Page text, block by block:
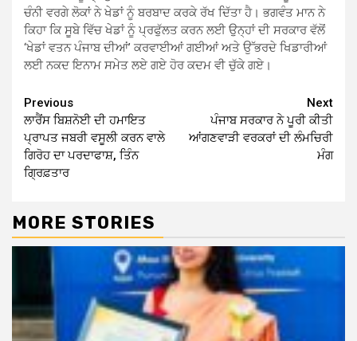
ਚੰਨੀ ਵਰਗੇ ਲੋਕਾਂ ਨੇ ਖੇਡਾਂ ਨੂੰ ਬਰਬਾਦ ਕਰਕੇ ਰੱਖ ਦਿੱਤਾ ਹੈ। ਭਗਵੰਤ ਮਾਨ ਨੇ
ਕਿਹਾ ਕਿ ਸੂਬੇ ਵਿੱਚ ਖੇਡਾਂ ਨੂੰ ਪ੍ਰਫੁੱਲਤ ਕਰਨ ਲਈ ਉਨ੍ਹਾਂ ਦੀ ਸਰਕਾਰ ਵੱਲੋਂ
‘ਖੇਡਾਂ ਵਤਨ ਪੰਜਾਬ ਦੀਆਂ’ ਕਰਵਾਈਆਂ ਗਈਆਂ ਅਤੇ ਉੱਭਰਦੇ ਖਿਡਾਰੀਆਂ
ਲਈ ਨਕਦ ਇਨਾਮ ਸਮੇਤ ਲਏ ਗਏ ਹੋਰ ਕਦਮ ਵੀ ਚੁੱਕੇ ਗਏ।
Continue
Reading
Previous
ਲਾਰੈਂਸ ਬਿਸ਼ਨੋਈ ਦੀ ਹਮਾਇਤ
ਪ੍ਰਾਪਤ ਜਬਰੀ ਵਸੂਲੀ ਕਰਨ ਵਾਲੇ
ਗਿਰੋਹ ਦਾ ਪਰਦਾਫਾਸ਼, ਤਿੰਨ
ਗ੍ਰਿਫ਼ਤਾਰ
Next
ਪੰਜਾਬ ਸਰਕਾਰ ਨੇ ਪੂਰੀ ਕੀਤੀ
ਆਂਗਣਵਾੜੀ ਵਰਕਰਾਂ ਦੀ ਲੰਮਚਿਰੀ
ਮੰਗ
MORE STORIES